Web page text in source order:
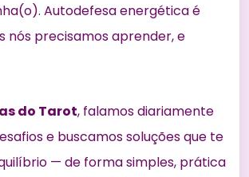
Autodefesa energética é
nós precisamos aprender, e
do Tarot, falamos diariamente
e buscamos soluções que te
— de forma simples, prática